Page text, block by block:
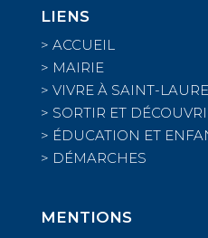
LIENS
> ACCUEIL
> MAIRIE
> VIVRE À SAINT-
> SORTIR ET
> ÉDUCATION ET
> DÉMARCHES
MENTIONS